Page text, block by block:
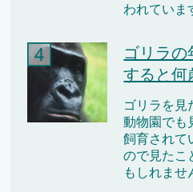
われていま
ゴリラの
すると何
ゴリラを見
動物園でも
飼育されて
ので見たこ
もしれませ